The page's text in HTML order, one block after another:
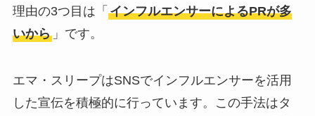
理由の3つ目は「 インフルエンサーによるPRが多
いから」です。
エマ・スリープはSNSでインフルエンサーを活用
した宣伝を積極的に行っています。この手法はタ